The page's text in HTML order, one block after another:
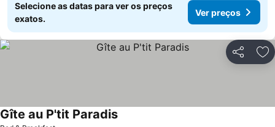
Selecione as datas para ver os preços
exatos.
Ver preços
Partilhar
Gîte au P'tit ParadisVer preços